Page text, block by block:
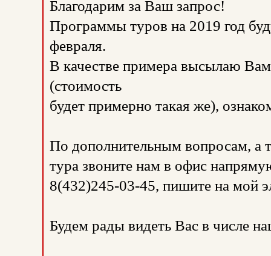
Благодарим за Ваш запрос!
Программы туров на 2019 год
февраля.
В качестве примера высылаю
(стоимость
будет примерно такая же),
По дополнительным вопросам, а
тура звоните нам в офис
8(432)245-03-45, пишите на мой
Будем рады видеть Вас в числе